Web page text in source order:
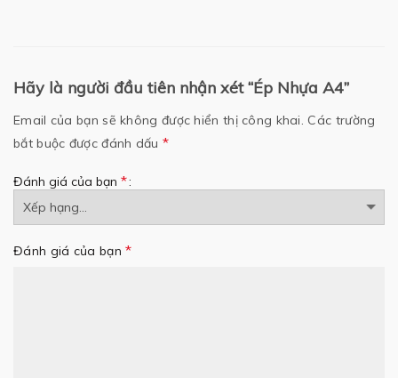
Hãy là người đầu tiên nhận xét “Ép Nhựa A4”
Email của bạn sẽ không được hiển thị công khai. Các trường
bắt buộc được đánh dấu *
Đánh giá của bạn *
Đánh giá của bạn*